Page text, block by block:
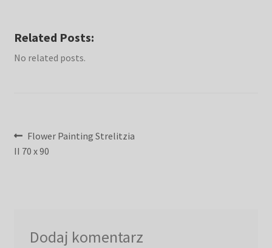
Related Posts:
No related posts.
Nawigacja
wpisu
Poprzedni
wpis:
Flower Painting Strelitzia
II 70 x 90
Dodaj komentarz